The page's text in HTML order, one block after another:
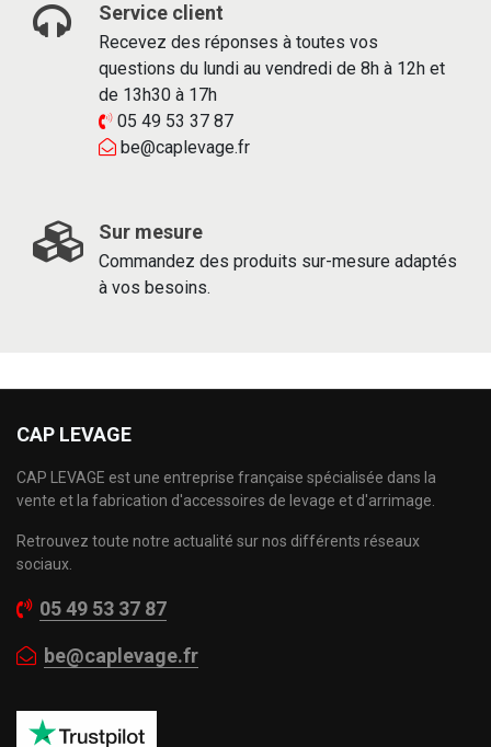
Service client
Recevez des réponses à toutes vos
questions du lundi au vendredi de 8h à 12h et
de 13h30 à 17h
05 49 53 37 87
be@caplevage.fr
Sur mesure
Commandez des produits sur-mesure adaptés
à vos besoins.
CAP LEVAGE
CAP LEVAGE est une entreprise française spécialisée dans la
vente et la fabrication d'accessoires de levage et d'arrimage.
Retrouvez toute notre actualité sur nos différents réseaux
sociaux.
05 49 53 37 87
be@caplevage.fr